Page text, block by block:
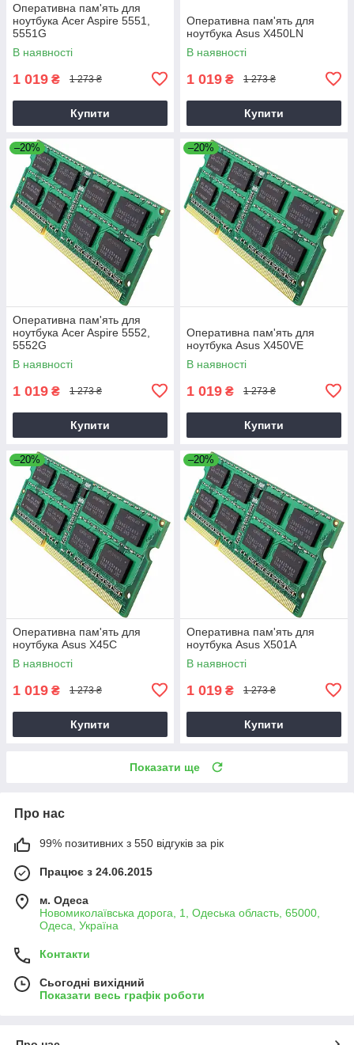
Оперативна пам'ять для
ноутбука Acer Aspire 5551,
5551G
В наявності
1 019 ₴ 1 273 ₴
Купити
Оперативна пам'ять для
ноутбука Asus X450LN
В наявності
1 019 ₴ 1 273 ₴
Купити
–20%
Оперативна пам'ять для
ноутбука Acer Aspire 5552,
5552G
В наявності
1 019 ₴ 1 273 ₴
Купити
–20%
Оперативна пам'ять для
ноутбука Asus X450VE
В наявності
1 019 ₴ 1 273 ₴
Купити
–20%
Оперативна пам'ять для
ноутбука Asus X45C
В наявності
1 019 ₴ 1 273 ₴
Купити
–20%
Оперативна пам'ять для
ноутбука Asus X501A
В наявності
1 019 ₴ 1 273 ₴
Купити
Показати ще
Про нас
99% позитивних з 550 відгуків за рік
Працює з 24.06.2015
м. Одеса
Новомиколаївська дорога, 1, Одеська область, 65000,
Одеса, Україна
Контакти
Сьогодні вихідний
Показати весь графік роботи